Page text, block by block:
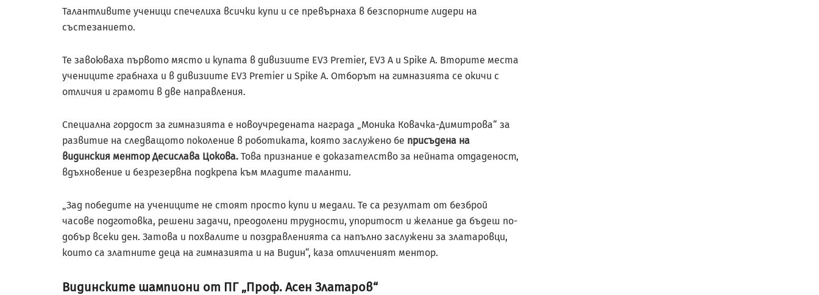
Талантливите ученици спечелиха всички купи и се превърнаха в безспорните лидери на
състезанието.
Те завоюваха първото място и купата в дивизиите EV3 Premier, EV3 A и Spike A. Вторите места
учениците грабнаха и в дивизиите EV3 Premier и Spike A. Отборът на гимназията се окичи с
отличия и грамоти в две направления.
Специална гордост за гимназията е новоучредената награда „Моника Ковачка-Димитрова“ за
развитие на следващото поколение в роботиката, която заслужено бе присъдена на
видинския ментор Десислава Цокова. Това признание е доказателство за нейната отдаденост,
вдъхновение и безрезервна подкрепа към младите таланти.
„Зад победите на учениците не стоят просто купи и медали. Те са резултат от безброй
часове подготовка, решени задачи, преодолени трудности, упоритост и желание да бъдеш по-
добър всеки ден. Затова и похвалите и поздравленията са напълно заслужени за златаровци,
които са златните деца на гимназията и на Видин“, каза отличеният ментор.
Видинските шампиони от ПГ „Проф. Асен Златаров“